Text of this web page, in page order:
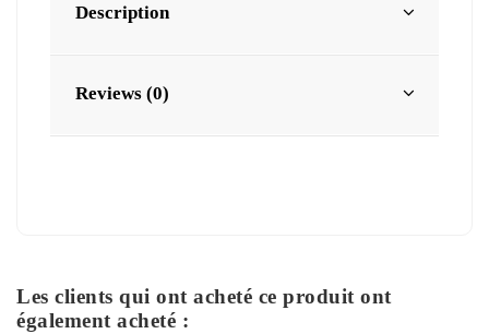
Description
Reviews (0)
Les clients qui ont acheté ce produit ont
également acheté :